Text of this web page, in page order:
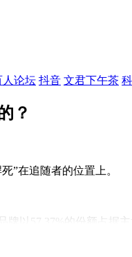
人论坛 抖音 文君下午茶
？
”在追随者的位置上。
以57.37%的份额占据